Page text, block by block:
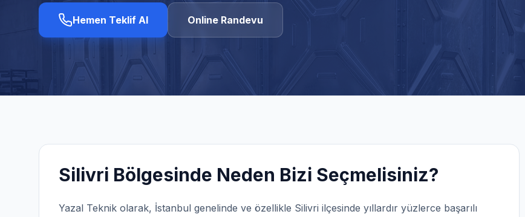
Hemen Teklif Al Online Randevu
Silivri Bölgesinde Neden Bizi Seçmelisiniz?
Yazal Teknik olarak, İstanbul genelinde ve özellikle Silivri ilçesinde yıllardır yüzlerce başarılı